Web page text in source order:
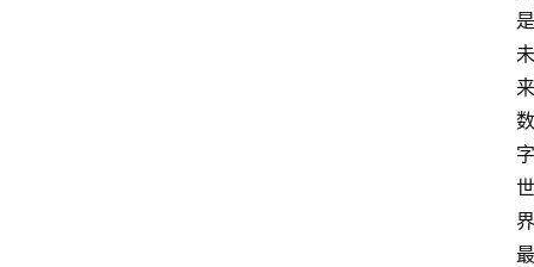
是
未
来
数
字
世
界
最